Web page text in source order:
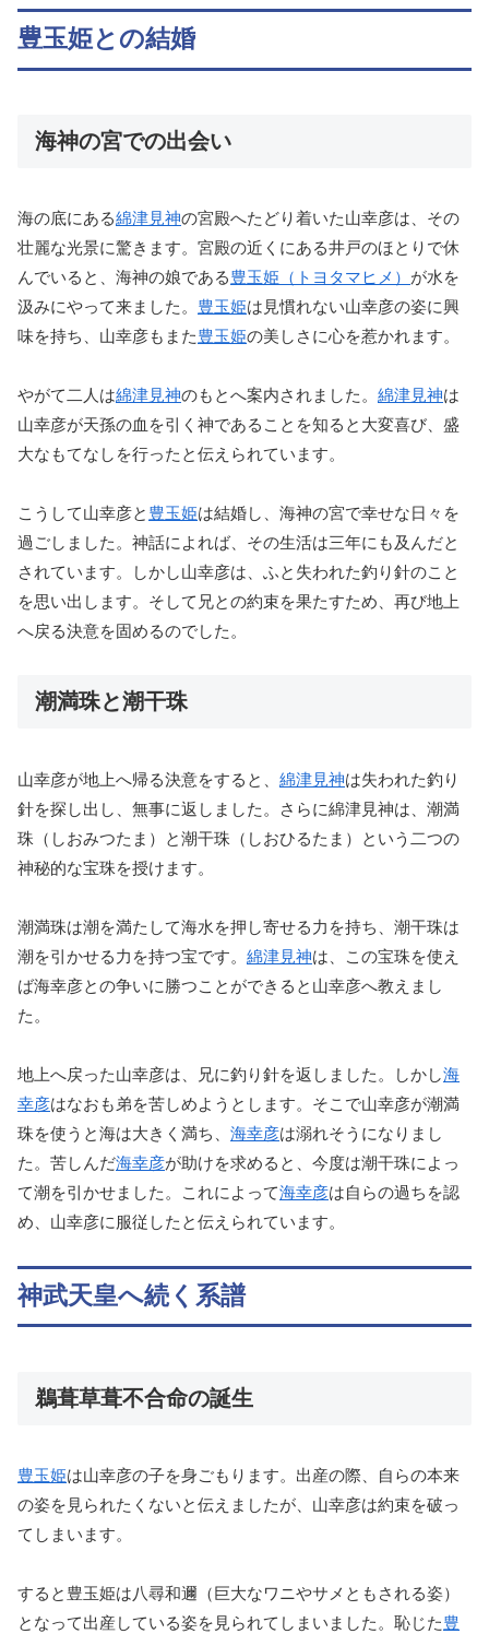
豊玉姫との結婚
海神の宮での出会い
海の底にある綿津見神の宮殿へたどり着いた山幸彦は、その
壮麗な光景に驚きます。宮殿の近くにある井戸のほとりで休
んでいると、海神の娘である豊玉姫（トヨタマヒメ） が水を
汲みにやって来ました。 豊玉姫は見慣れない山幸彦の姿に興
味を持ち、山幸彦もまた豊玉姫の美しさに心を惹かれます。
やがて二人は綿津見神のもとへ案内されました。 綿津見神は
山幸彦が天孫の血を引く神であることを知ると大変喜び、盛
大なもてなしを行ったと伝えられています。
こうして山幸彦と 豊玉姫は結婚し、海神の宮で幸せな日々を
過ごしました。神話によれば、その生活は三年にも及んだと
されています。しかし山幸彦は、ふと失われた釣り針のこと
を思い出します。そして兄との約束を果たすため、再び地上
へ戻る決意を固めるのでした。
潮満珠と潮干珠
山幸彦が地上へ帰る決意をすると、 綿津見神は失われた釣り
針を探し出し、無事に返しました。さらに綿津見神は、潮満
珠（しおみつたま）と潮干珠（しおひるたま）という二つの
神秘的な宝珠を授けます。
潮満珠は潮を満たして海水を押し寄せる力を持ち、潮干珠は
潮を引かせる力を持つ宝です。 綿津見神は、この宝珠を使え
ば海幸彦との争いに勝つことができると山幸彦へ教えまし
た。
地上へ戻った山幸彦は、兄に釣り針を返しました。しかし海
幸彦はなおも弟を苦しめようとします。そこで山幸彦が潮満
珠を使うと海は大きく満ち、 海幸彦は溺れそうになりまし
た。苦しんだ海幸彦が助けを求めると、今度は潮干珠によっ
て潮を引かせました。これによって海幸彦は自らの過ちを認
め、山幸彦に服従したと伝えられています。
神武天皇へ続く系譜
鵜葺草葺不合命の誕生
豊玉姫は山幸彦の子を身ごもります。出産の際、自らの本来
の姿を見られたくないと伝えましたが、山幸彦は約束を破っ
てしまいます。
すると豊玉姫は八尋和邇（巨大なワニやサメともされる姿）
となって出産している姿を見られてしまいました。恥じた豊